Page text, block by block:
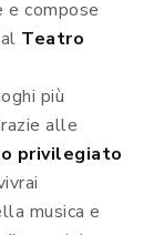
e compose
Teatro
più
alle
privilegiato
musica e